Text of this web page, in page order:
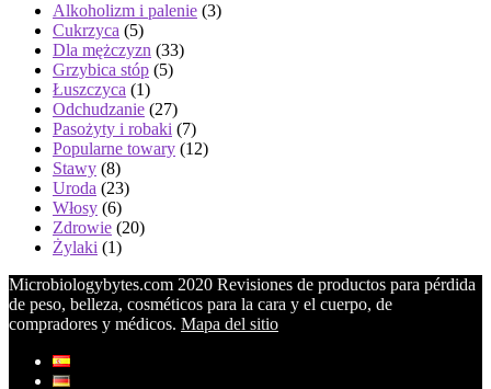
Alkoholizm i palenie (3)
Cukrzyca (5)
Dla mężczyzn (33)
Grzybica stóp (5)
Łuszczyca (1)
Odchudzanie (27)
Pasożyty i robaki (7)
Popularne towary (12)
Stawy (8)
Uroda (23)
Włosy (6)
Zdrowie (20)
Żylaki (1)
Microbiologybytes.com 2020 Revisiones de productos para pérdida
de peso, belleza, cosméticos para la cara y el cuerpo, de
compradores y médicos. Mapa del sitio